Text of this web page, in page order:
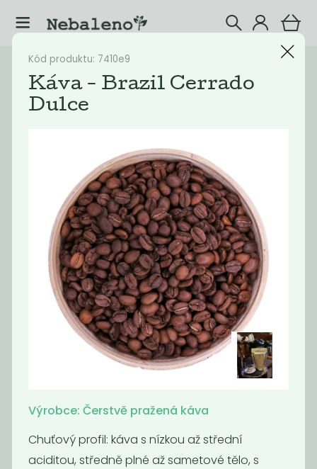
Katalog Potraviny
Filtrovat produkty
Nejlevnější Nejdražší
1 290
Momentálně
nedostupné
Kafe čekankové
990,91
Kód produktu: 7410e9
Káva - Brazil Cerrado
Dulce
Výrobce: Čerstvě pražená káva
Chuťový profil: káva s nízkou až střední
aciditou, středně plné až sametové tělo, s